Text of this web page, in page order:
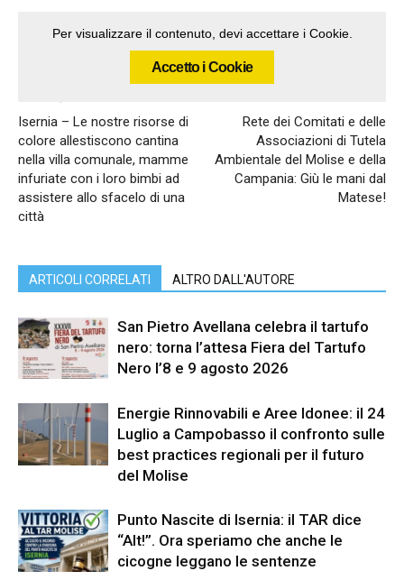
Per visualizzare il contenuto, devi accettare i Cookie.
Accetto i Cookie
Isernia – Le nostre risorse di
colore allestiscono cantina
nella villa comunale, mamme
infuriate con i loro bimbi ad
assistere allo sfacelo di una
città
Rete dei Comitati e delle
Associazioni di Tutela
Ambientale del Molise e della
Campania: Giù le mani dal
Matese!
ARTICOLI CORRELATI ALTRO DALL'AUTORE
San Pietro Avellana celebra il tartufo
nero: torna l’attesa Fiera del Tartufo
Nero l’8 e 9 agosto 2026
Energie Rinnovabili e Aree Idonee: il 24
Luglio a Campobasso il confronto sulle
best practices regionali per il futuro
del Molise
Punto Nascite di Isernia: il TAR dice
“Alt!”. Ora speriamo che anche le
cicogne leggano le sentenze